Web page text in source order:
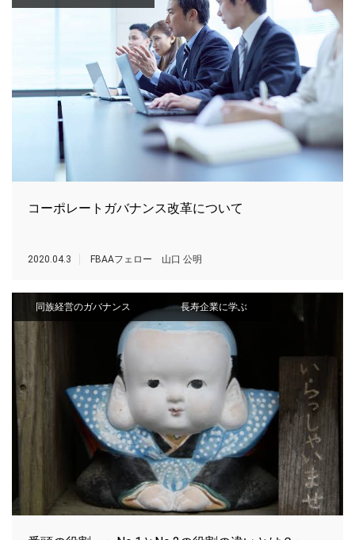
コーポレートガバナンス改革について
2020.04.3 FBAAフェロー 山口 公明
同族経営のガバナンス 長寿企業に学ぶ